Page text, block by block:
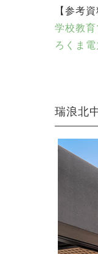
【参考資
学校教
ろくま
瑞浪北